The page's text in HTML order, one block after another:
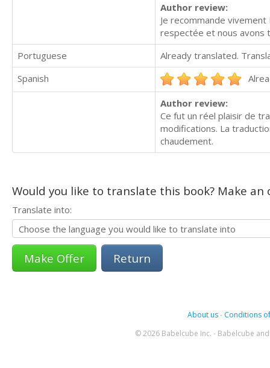
Author review:
Je recommande
respectée et nous avons
Portuguese
Already translated.
Spanish
Author review:
Ce fut un réel plaisir de
modifications. La
chaudement.
Would you like to translate this book? Make
Translate into:
Return
About us- Conditions
© 2026 Babelcube Inc. - Babelcube